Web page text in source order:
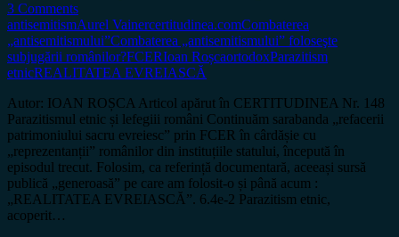
3 Comments
antisemitismAurel Vainercertitudinea.comCombaterea
„antisemitismului”Combaterea „antisemitismului” foloseşte
subjugării românilor?FCERIoan RoșcaortodoxParazitism
etnicREALITATEA EVREIASCĂ
Autor: IOAN ROȘCA Articol apărut în CERTITUDINEA Nr. 148
Parazitismul etnic și lefegiii români Continuăm sarabanda „refacerii
patrimoniului sacru evreiesc” prin FCER în cârdășie cu
„reprezentanții” românilor din instituțiile statului, începută în
episodul trecut. Folosim, ca referință documentară, aceeași sursă
publică „generoasă” pe care am folosit-o și până acum :
„REALITATEA EVREIASCĂ”. 6.4e-2 Parazitism etnic,
acoperit…